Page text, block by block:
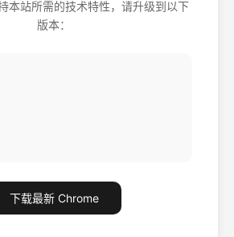
本站所需的技术特性，请升级到以下
版本：
下载最新 Chrome